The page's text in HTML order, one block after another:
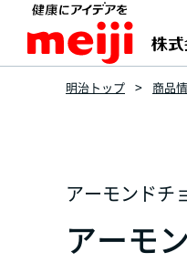
明治トップ 商品
アーモンドチ
アーモ